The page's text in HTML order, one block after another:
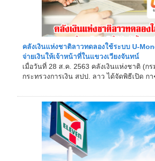
คลังเงินแห่งชาติลาวทดลองใช้ระบบ U-
จ่ายเงินให้เจ้าหน้าที่ในแขวงเวียงจันทน์
เมื่อวันที่ 28 ส.ค. 2563 คลังเงินแห่งชาติ (ก
กระทรวงการเงิน สปป. ลาว ได้จัดพิธีเปิด กา